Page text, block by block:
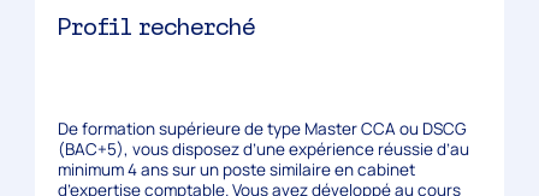
Profil recherché
De formation supérieure de type Master CCA ou DSCG
(BAC+5), vous disposez d’une expérience réussie d’au
minimum 4 ans sur un poste similaire en cabinet
d’expertise comptable. Vous avez développé au cours